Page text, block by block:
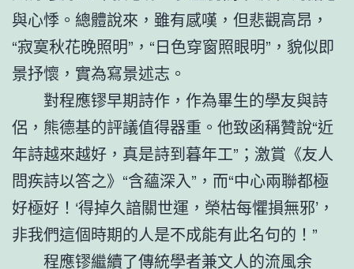
與心悸。總體說來，雖有感嘆，但悲觀高昂，
“寂寞秋花晚照明”，“日色穿窗照眼明”，貌似即
景抒懷，實為寫景述志。
對程應镠早期詩作，作為畢生的學友與詩
侶，熊德基的評議值得器重。他致函稱贊說“近
年詩越來越好，真是詩到暮年工”；激賞《友人
問疾詩以答之》“含蘊深入”，而“中心兩聯都極
好極好！‘得掉久諳關世運，榮枯每懼損無邪’，
非我們這個時期的人是不成能有此名句的！”
程應镠繼續了傳統學者兼文人的流風余